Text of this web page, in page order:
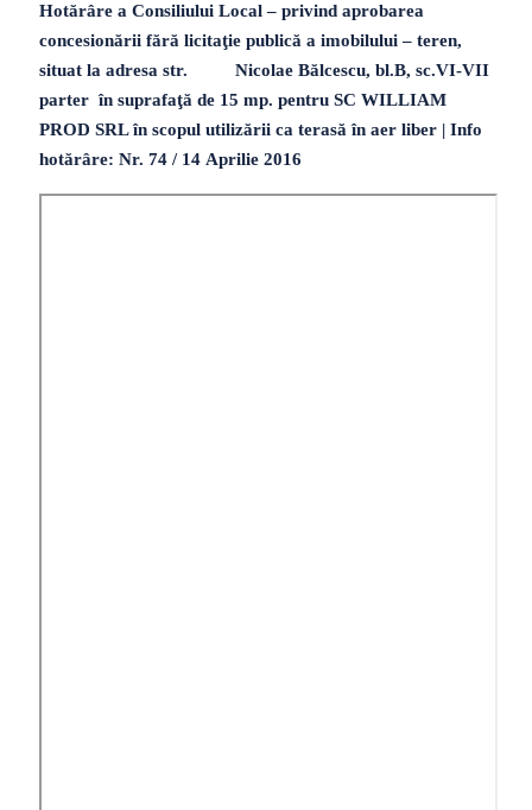
Hotărâre a Consiliului Local – privind aprobarea
concesionării fără licitaţie publică a imobilului – teren,
situat la adresa str. Nicolae Bălcescu, bl.B, sc.VI-VII
parter în suprafaţă de 15 mp. pentru SC WILLIAM
PROD SRL în scopul utilizării ca terasă în aer liber | Info
hotărâre: Nr. 74 / 14 Aprilie 2016